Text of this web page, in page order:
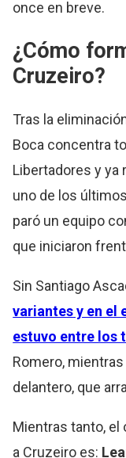
once en breve.
¿Cómo
Cruzeiro?
Tras la
Boca concentra
Libertadores y ya
uno de los
paró un equipo
que iniciaron
Sin Santiago
variantes y en el
estuvo entre los
Romero,
delantero, que
Mientras tanto, el
a Cruzeiro es: